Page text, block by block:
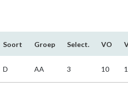
Soort Groep Select. VO
D AA 3 10